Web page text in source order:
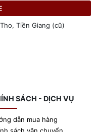
Tiền Giang (cũ)
SÁCH - DỊCH VỤ
dẫn mua hàng